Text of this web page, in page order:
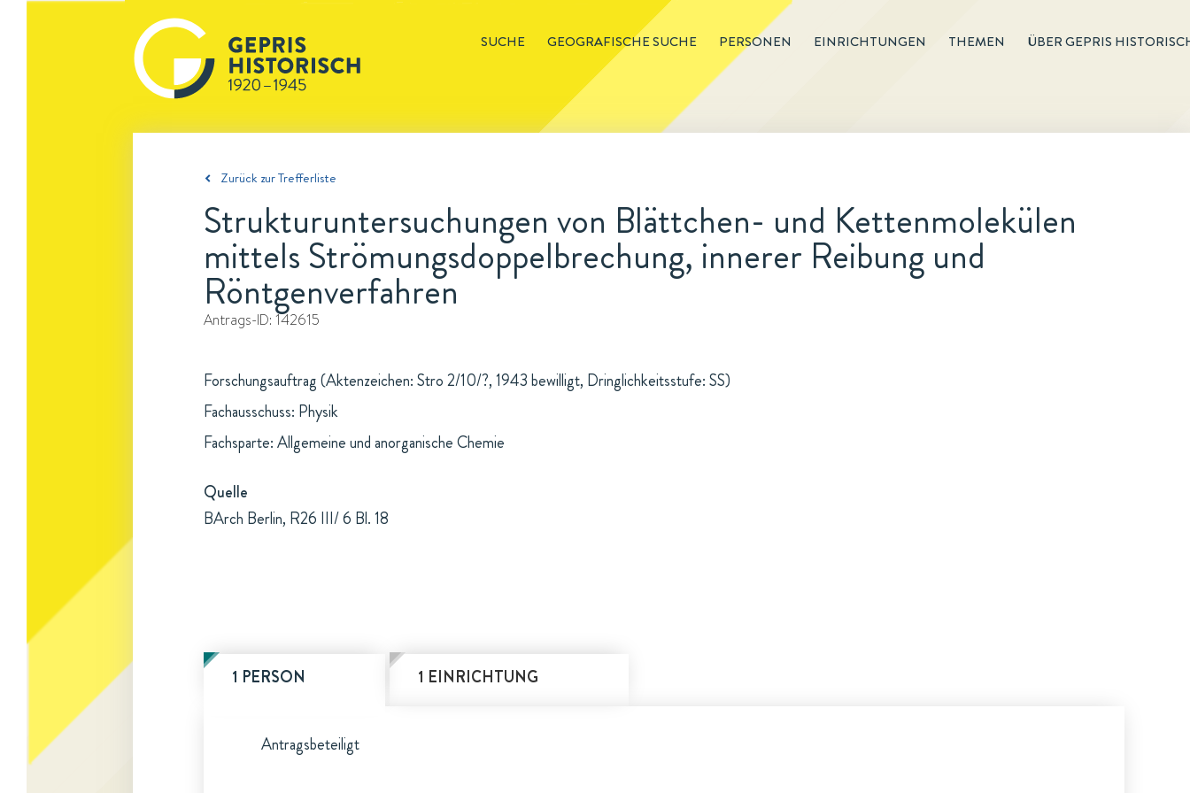
SUCHE GEOGRAFISCHE SUCHE PERSONEN EINRICHTUNGEN THEMEN ÜBER GEPRIS
Zurück zur Trefferliste
Strukturuntersuchungen von Blättchen- und Kettenmolekülen
mittels Strömungsdoppelbrechung, innerer Reibung und
Röntgenverfahren
Antrags-ID: 142615
Forschungsauftrag (Aktenzeichen: Stro 2/10/?, 1943 bewilligt, Dringlichkeitsstufe: SS)
Fachausschuss: Physik
Fachsparte: Allgemeine und anorganische Chemie
Quelle
BArch Berlin, R26 III/ 6 Bl. 18
1 PERSON 1 EINRICHTUNG
Antragsbeteiligt